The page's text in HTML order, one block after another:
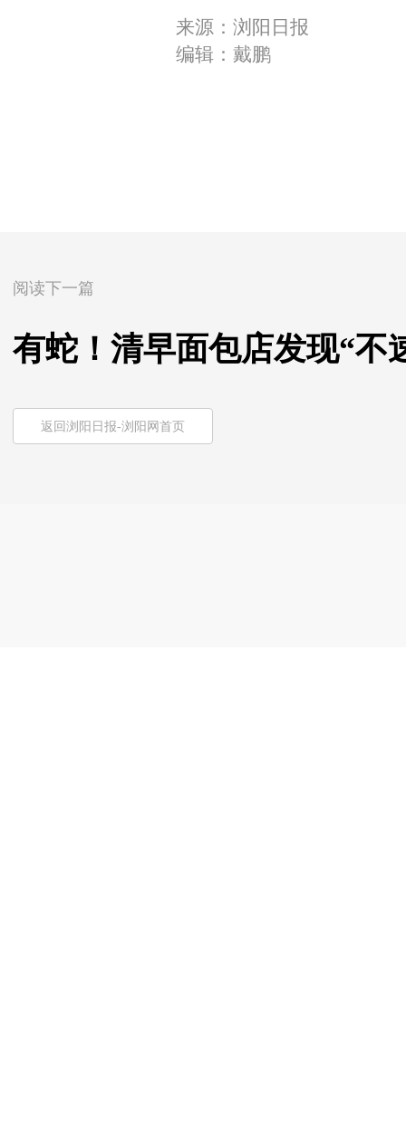
来源：浏阳日报
编辑：戴鹏
阅读下一篇
有蛇！清早面包店发现“不
返回浏阳日报-浏阳网首页